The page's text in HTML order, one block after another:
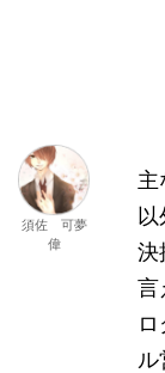
須佐 可夢
偉
主
決
言